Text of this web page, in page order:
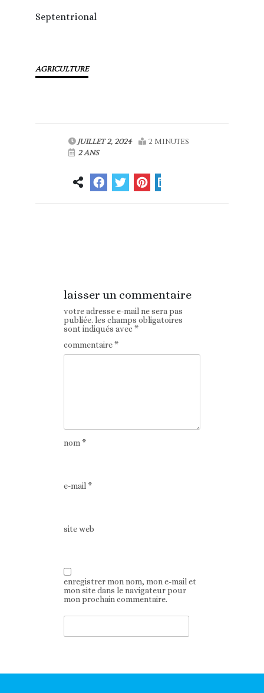
Septentrional
AGRICULTURE
JUILLET 2, 2024
2 MINUTES
2 ANS
laisser un commentaire
votre adresse e-mail ne sera pas
publiée. les champs obligatoires
sont indiqués avec*
commentaire*
nom*
e-mail*
site web
enregistrer mon nom, mon e-mail et
mon site dans le navigateur pour
mon prochain commentaire.